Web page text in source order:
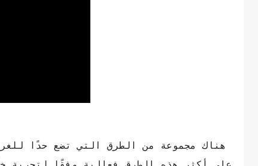
هناك مجموعة من الطرق التي تضع حدًا